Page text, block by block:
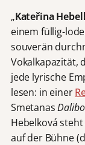
„Kateřina
einem füllig-
souverän
Vokalkapazität,
jede lyrische
lesen: in einer
Smetanas
Hebelková
auf der Bühne